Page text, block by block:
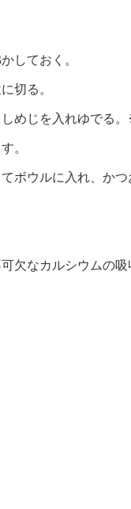
しておく。
切る。
めじを入れゆでる
。
ウルに入れ、かつ
欠なカルシウムの